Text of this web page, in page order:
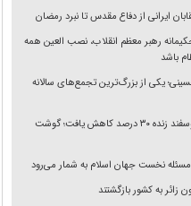
ایرانی از دفاع مقدس تا نبرد رمضان
رهبر معظم انقلاب، نصب العین همه
باشد
یکی از بزرگ‌ترین تجمع‌های سالانه
قیمت گوسفند زنده ۳۰ درصد کاهش یافت؛ گوشت
نخست جهان اسلام به شمار می‌رود